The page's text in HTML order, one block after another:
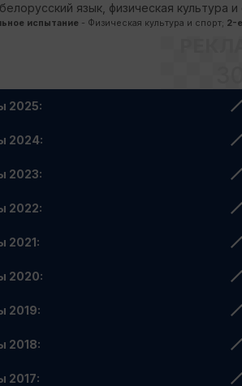
язык, физическая культура
испытание - Физическая культура и спорт; 2-
2025:
2024:
2023:
2022:
2021:
2020:
2019:
2018:
2017: